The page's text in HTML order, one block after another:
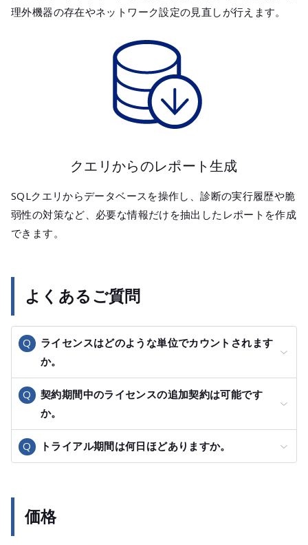
理外機器の存在やネットワーク設定の見直しが行えます。
クエリからのレポート生成
SQLクエリからデータベースを操作し、診断の実行履歴や脆
弱性の対策など、必要な情報だけを抽出したレポートを作成
できます。
よくあるご質問
ライセンスはどのような単位でカウントされます
か。
契約期間中のライセンスの追加契約は可能です
か。
トライアル期間は何日ほどありますか。
価格